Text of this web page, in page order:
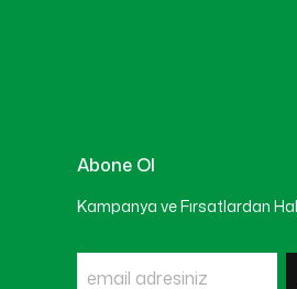
Abone Ol
Kampanya ve Fırsatlardan